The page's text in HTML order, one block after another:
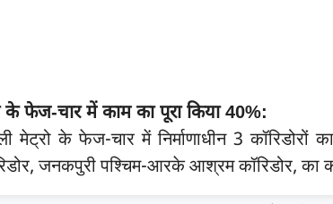
के फेज-चार में काम का पूरा किया 40%:
मेट्रो के फेज-चार में निर्माणाधीन 3
जनकपुरी पश्चिम-आरके आश्रम कॉरिडोर, का